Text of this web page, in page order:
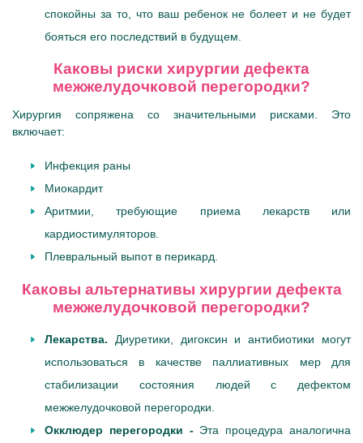
спокойны за то, что ваш ребенок не болеет и не будет
бояться его последствий в будущем.
Каковы риски хирургии дефекта
межжелудочковой перегородки?
Хирургия сопряжена со значительными рисками. Это
включает:
Инфекция раны
Миокардит
Аритмии, требующие приема лекарств или
кардиостимуляторов.
Плевральный выпот в перикард.
Каковы альтернативы хирургии дефекта
межжелудочковой перегородки?
Лекарства. Диуретики, дигоксин и антибиотики могут
использоваться в качестве паллиативных мер для
стабилизации состояния людей с дефектом
межжелудочковой перегородки.
Окклюдер перегородки - Эта процедура аналогична